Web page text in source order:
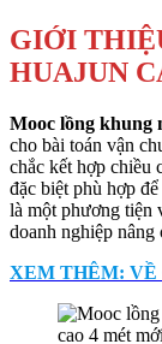
GIỚI
HUAJUN
Mooc lồng khung
cho bài toán vận
chắc kết hợp chiều
đặc biệt phù hợp
là một phương tiện
doanh nghiệp nâng
XEM THÊM: VỀ